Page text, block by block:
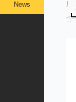
News